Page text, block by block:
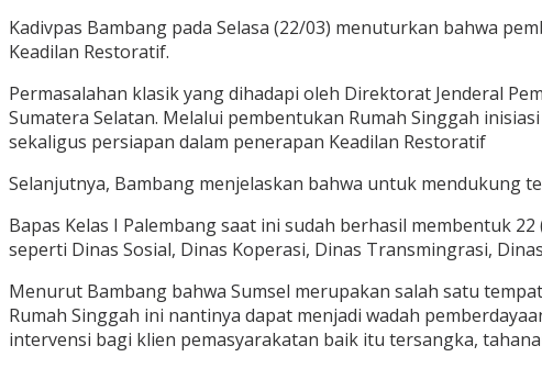
Kadivpas Bambang pada Selasa (22/03) menuturkan bahwa
Keadilan Restoratif.
Permasalahan klasik yang dihadapi oleh Direktorat Jenderal
Sumatera Selatan. Melalui pembentukan Rumah Singgah
sekaligus persiapan dalam penerapan Keadilan Restoratif
Selanjutnya, Bambang menjelaskan bahwa untuk mendukung
Bapas Kelas I Palembang saat ini sudah berhasil membentuk
seperti Dinas Sosial, Dinas Koperasi, Dinas Transmingrasi,
Menurut Bambang bahwa Sumsel merupakan salah satu
Rumah Singgah ini nantinya dapat menjadi wadah
intervensi bagi klien pemasyarakatan baik itu tersangka,